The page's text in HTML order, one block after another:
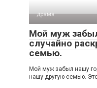
драма
Мой муж
случайно
семью.
Мой муж забыл нашу
нашу другую семью.